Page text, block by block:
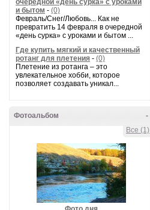
очередной «день сурка» с уроками
и бытом - (0)
Февраль/Снег/Любовь... Как не
превратить 14 февраля в очередной
«день сурка» с уроками и бытом ...
Где купить мягкий и качественный
ротанг для плетения - (0)
Плетение из ротанга – это
увлекательное хобби, которое
позволяет создавать уникал...
-
Фотоальбом
Все (1)